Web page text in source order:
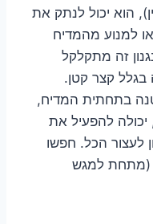
הוא יכול לנתק את
למנוע מהמדיח
זה מתקלקל
בגלל קצר קטן.
בתחתית המדיח,
להפעיל את
לעצור הכל. חפשו
(מתחת למגש